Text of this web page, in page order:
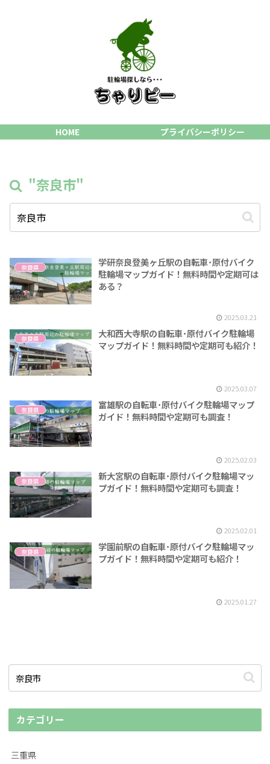
HOME プライバシーポリシー
"奈良市"
奈良県
学研奈良登美ヶ丘駅の自転車･原付バイク
駐輪場マップガイド！無料時間や定期可は
ある？
2025.03.21
奈良県
大和西大寺駅の自転車･原付バイク駐輪場
マップガイド！無料時間や定期可も紹介！
2025.03.07
奈良県
富雄駅の自転車･原付バイク駐輪場マップ
ガイド！無料時間や定期可も調査！
2025.02.03
奈良県
新大宮駅の自転車･原付バイク駐輪場マッ
プガイド！無料時間や定期可も調査！
2025.02.01
奈良県
学園前駅の自転車･原付バイク駐輪場マッ
プガイド！無料時間や定期可も紹介！
2025.01.27
カテゴリー
三重県